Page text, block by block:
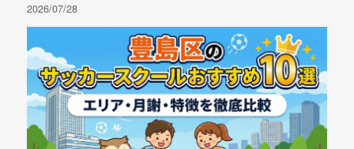
2026/07/28